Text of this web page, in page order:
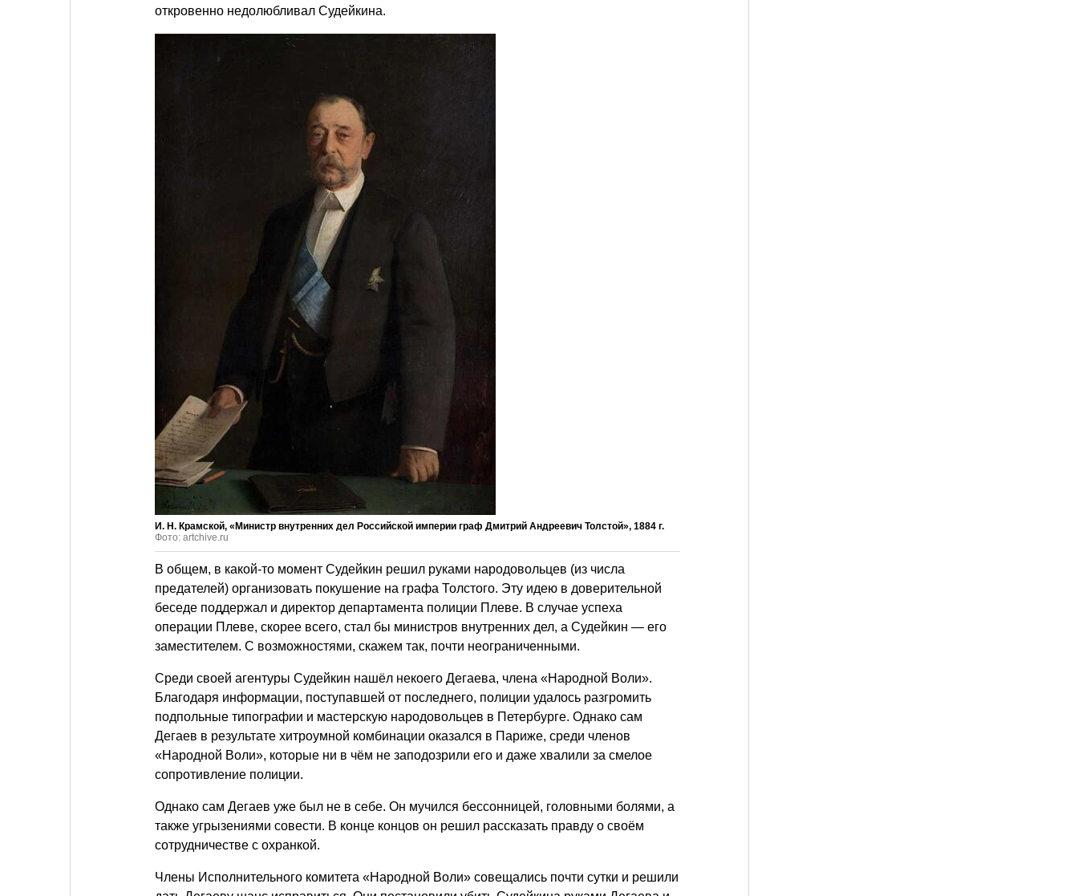
откровенно недолюбливал Судейкина.
И. Н. Крамской, «Министр внутренних дел Российской империи граф Дмитрий Андреевич Толстой», 1884 г.
Фото: artchive.ru
В общем, в какой-то момент Судейкин решил руками народовольцев (из числа
предателей) организовать покушение на графа Толстого. Эту идею в доверительной
беседе поддержал и директор департамента полиции Плеве. В случае успеха
операции Плеве, скорее всего, стал бы министров внутренних дел, а Судейкин — его
заместителем. С возможностями, скажем так, почти неограниченными.
Среди своей агентуры Судейкин нашёл некоего Дегаева, члена «Народной Воли».
Благодаря информации, поступавшей от последнего, полиции удалось разгромить
подпольные типографии и мастерскую народовольцев в Петербурге. Однако сам
Дегаев в результате хитроумной комбинации оказался в Париже, среди членов
«Народной Воли», которые ни в чём не заподозрили его и даже хвалили за смелое
сопротивление полиции.
Однако сам Дегаев уже был не в себе. Он мучился бессонницей, головными болями, а
также угрызениями совести. В конце концов он решил рассказать правду о своём
сотрудничестве с охранкой.
Члены Исполнительного комитета «Народной Воли» совещались почти сутки и решили